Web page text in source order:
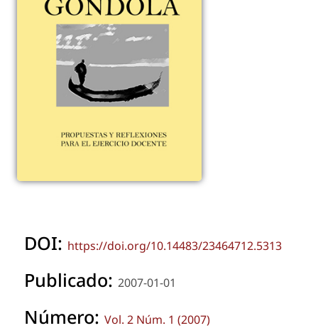
DOI: https://doi.org/10.14483/23464712.5313
Publicado: 2007-01-01
Número: Vol. 2 Núm. 1 (2007)